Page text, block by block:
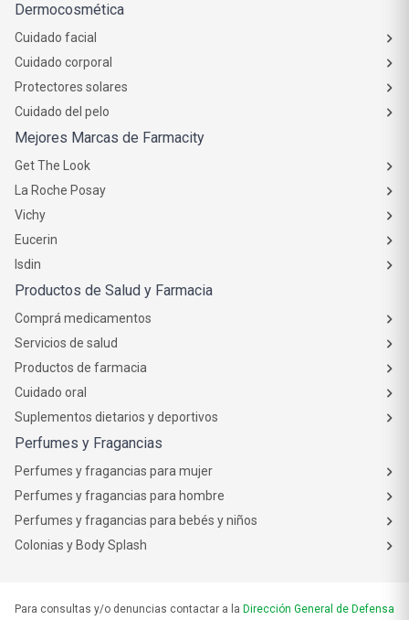
Dermocosmética
Cuidado facial
Cuidado corporal
Protectores solares
Cuidado del pelo
Mejores Marcas de Farmacity
Get The Look
La Roche Posay
Vichy
Eucerin
Isdin
Productos de Salud y Farmacia
Comprá medicamentos
Servicios de salud
Productos de farmacia
Cuidado oral
Suplementos dietarios y deportivos
Perfumes y Fragancias
Perfumes y fragancias para mujer
Perfumes y fragancias para hombre
Perfumes y fragancias para bebés y niños
Colonias y Body Splash
Para consultas y/o denuncias contactar a la Dirección General de Defensa